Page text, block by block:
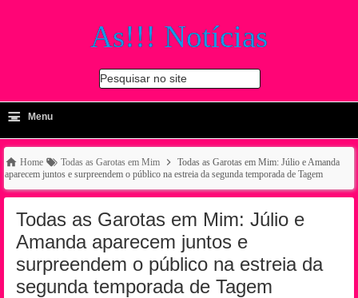
As!!! Notícias
Pesquisar no site
-
≡ Menu
Home Todas as Garotas em Mim
Todas as Garotas em Mim: Júlio e Amanda
aparecem juntos e surpreendem o público na estreia da segunda temporada de Tagem
Todas as Garotas em Mim: Júlio e
Amanda aparecem juntos e
surpreendem o público na estreia da
segunda temporada de Tagem